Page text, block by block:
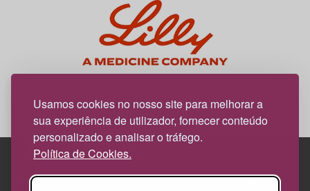
Usamos cookies no nosso site para melhorar a
sua experiência de utilizador, fornecer conteúdo
personalizado e analisar o tráfego.
Política de Cookies.
News Farma, possível com o apoio da Lilly.
Edif. Lisboa Oriente | Av. Infante D. Henrique, n.º 333H, esc.